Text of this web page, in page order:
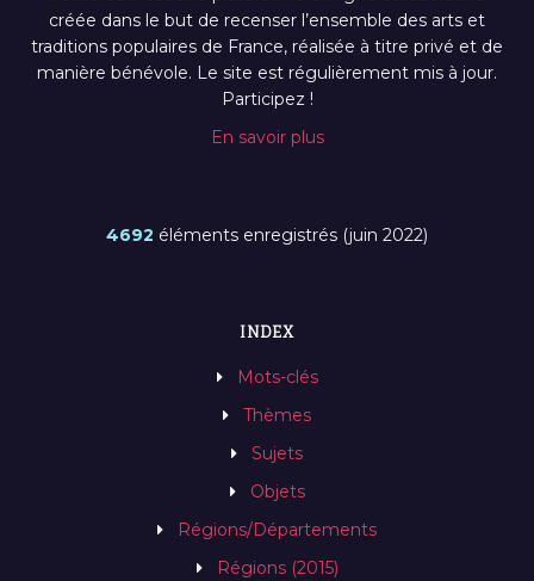
créée dans le but de recenser l’ensemble des arts et
traditions populaires de France, réalisée à titre privé et de
manière bénévole. Le site est régulièrement mis à jour.
Participez !
En savoir plus
4692 éléments enregistrés (juin 2022)
INDEX
Mots-clés
Thèmes
Sujets
Objets
Régions/Départements
Régions (2015)